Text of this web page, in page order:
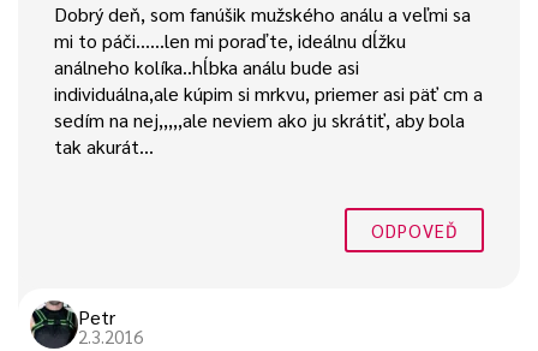
Dobrý deň, som fanúšik mužského análu a veľmi sa
mi to páči……len mi poraďte, ideálnu dĺžku
análneho kolíka..hĺbka análu bude asi
individuálna,ale kúpim si mrkvu, priemer asi päť cm a
sedím na nej,,,,,ale neviem ako ju skrátiť, aby bola
tak akurát…
ODPOVEĎ
Petr
2.3.2016